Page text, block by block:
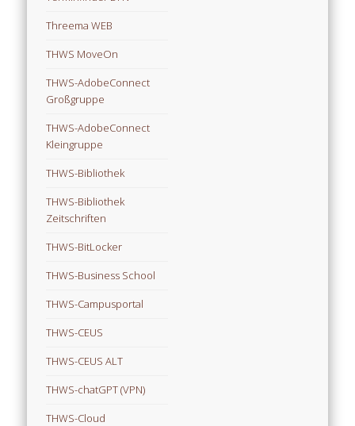
Threema WEB
THWS MoveOn
THWS-AdobeConnect
Großgruppe
THWS-AdobeConnect
Kleingruppe
THWS-Bibliothek
THWS-Bibliothek
Zeitschriften
THWS-BitLocker
THWS-Business School
THWS-Campusportal
THWS-CEUS
THWS-CEUS ALT
THWS-chatGPT (VPN)
THWS-Cloud